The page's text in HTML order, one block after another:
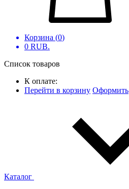
Корзина (0)
0 RUB.
Список товаров
К оплате:
Перейти в корзину Оформить
Каталог